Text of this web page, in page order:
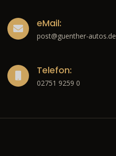
eMail:
post@guenther-autos.de
Telefon:
02751 9259 0